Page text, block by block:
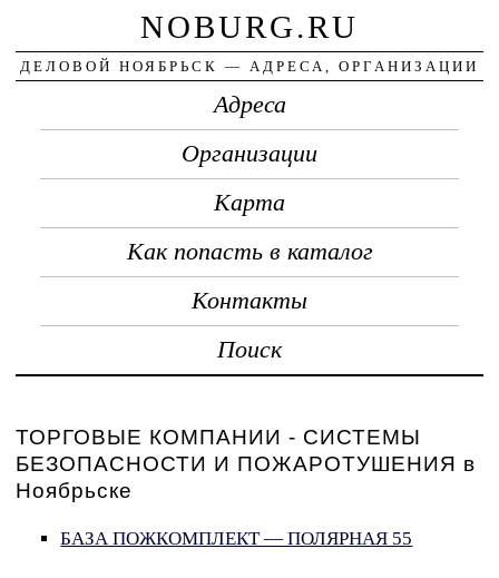
NOBURG.RU
ДЕЛОВОЙ НОЯБРЬСК — АДРЕСА, ОРГАНИЗАЦИИ
Адреса
Организации
Карта
Как попасть в каталог
Контакты
Поиск
ТОРГОВЫЕ КОМПАНИИ - СИСТЕМЫ
БЕЗОПАСНОСТИ И ПОЖАРОТУШЕНИЯ в
Ноябрьске
БАЗА ПОЖКОМПЛЕКТ — ПОЛЯРНАЯ 55